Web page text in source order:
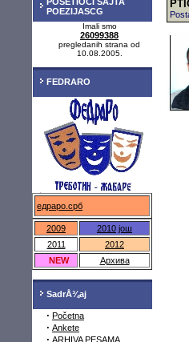
POEZIJASCG
Imali smo
26099388
pregledanih strana od
10.08.2005.
FEDRARO
федраро.срб
2009 2010 још
2011
2012
NEW
Архива
SadrÅ¾aj
· Početna
· Ankete
· ARHIVA PESAMA